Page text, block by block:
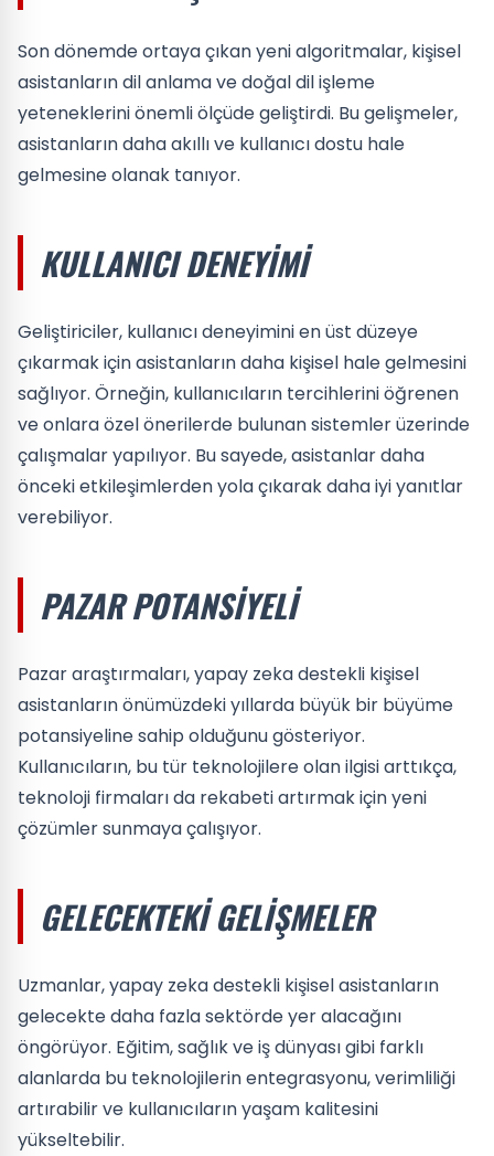
Son dönemde ortaya çıkan yeni algoritmalar, kişisel
asistanların dil anlama ve doğal dil işleme
yeteneklerini önemli ölçüde geliştirdi. Bu gelişmeler,
asistanların daha akıllı ve kullanıcı dostu hale
gelmesine olanak tanıyor.
KULLANICI DENEYIMI
Geliştiriciler, kullanıcı deneyimini en üst düzeye
çıkarmak için asistanların daha kişisel hale gelmesini
sağlıyor. Örneğin, kullanıcıların tercihlerini öğrenen
ve onlara özel önerilerde bulunan sistemler üzerinde
çalışmalar yapılıyor. Bu sayede, asistanlar daha
önceki etkileşimlerden yola çıkarak daha iyi yanıtlar
verebiliyor.
PAZAR POTANSIYELI
Pazar araştırmaları, yapay zeka destekli kişisel
asistanların önümüzdeki yıllarda büyük bir büyüme
potansiyeline sahip olduğunu gösteriyor.
Kullanıcıların, bu tür teknolojilere olan ilgisi arttıkça,
teknoloji firmaları da rekabeti artırmak için yeni
çözümler sunmaya çalışıyor.
GELECEKTEKI GELIŞMELER
Uzmanlar, yapay zeka destekli kişisel asistanların
gelecekte daha fazla sektörde yer alacağını
öngörüyor. Eğitim, sağlık ve iş dünyası gibi farklı
alanlarda bu teknolojilerin entegrasyonu, verimliliği
artırabilir ve kullanıcıların yaşam kalitesini
yükseltebilir.